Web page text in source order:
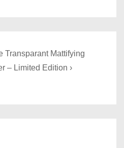
Transparant Mattifying
– Limited Edition ›